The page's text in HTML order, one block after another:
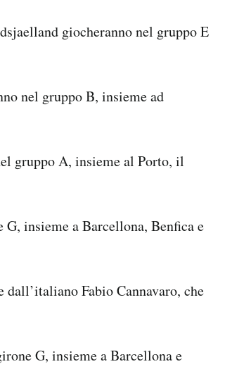
giocheranno nel gruppo E
nel gruppo B, insieme ad
gruppo A, insieme al Porto, il
insieme a Barcellona, Benfica e
dall’italiano Fabio Cannavaro, che
G, insieme a Barcellona e